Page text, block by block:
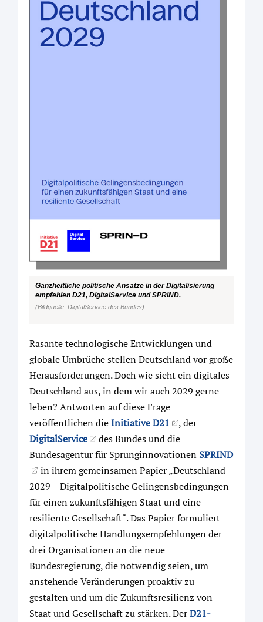
Ganzheitliche politische Ansätze in der Digitalisierung
empfehlen D21, DigitalService und SPRIND.
(Bildquelle: DigitalService des Bundes)
Rasante technologische Entwicklungen und
globale Umbrüche stellen Deutschland vor große
Herausforderungen. Doch wie sieht ein digitales
Deutschland aus, in dem wir auch 2029 gerne
leben? Antworten auf diese Frage
veröffentlichen dieInitiative D21
, der
DigitalService
des Bundes und die
Bundesagentur für Sprunginnovationen SPRIND
in ihrem gemeinsamen Papier „Deutschland
2029 – Digitalpolitische Gelingensbedingungen
für einen zukunftsfähigen Staat und eine
resiliente Gesellschaft“. Das Papier formuliert
digitalpolitische Handlungsempfehlungen der
drei Organisationen an die neue
Bundesregierung, die notwendig seien, um
anstehende Veränderungen proaktiv zu
gestalten und um die Zukunftsresilienz von
Staat und Gesellschaft zu stärken. DerD21-